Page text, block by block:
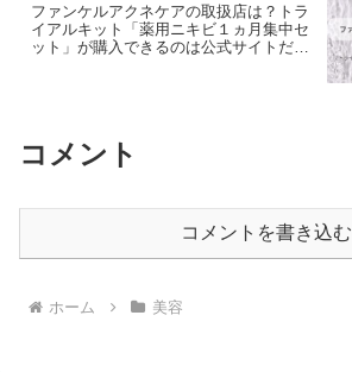
ファンケルアクネケアの取扱店は？トラ
イアルキット「薬用ニキビ１ヵ月集中セ
ット」が購入できるのは公式サイトだ
コメント
コメントを書き込む
ホーム 美容